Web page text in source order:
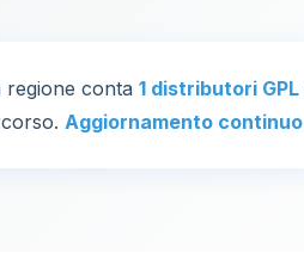
regione conta 1 distributori GPL
Aggiornamento continuo